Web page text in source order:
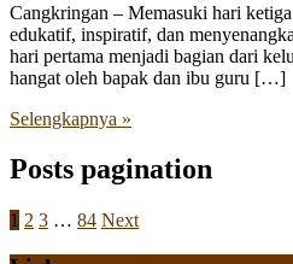
Cangkringan – Memasuki hari
edukatif, inspiratif, dan
hari pertama menjadi bagian dari
hangat oleh bapak dan ibu guru […]
Selengkapnya »
Posts pagination
1 2 3 … 84 Next